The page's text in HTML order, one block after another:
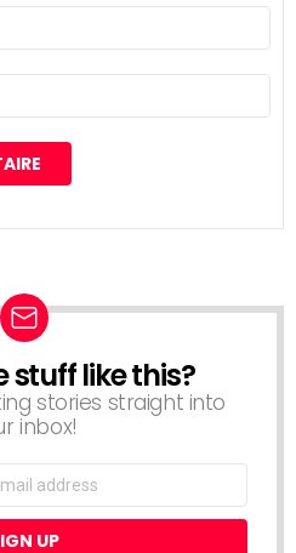
stuff like this?
stories straight into
inbox!